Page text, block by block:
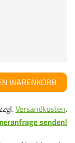
WARENKORB
Versandkosten.
senden!